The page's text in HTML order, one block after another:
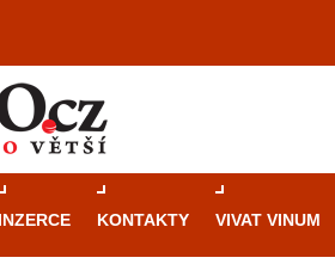
INZERCE KONTAKTY VIVAT VINUM